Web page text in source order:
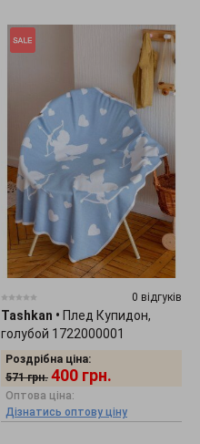
0 відгуків
Tashkan • Плед Купидон,
голубой 1722000001
Роздрібна ціна:
571 грн. 400 грн.
Оптова ціна:
Дізнатись оптову ціну